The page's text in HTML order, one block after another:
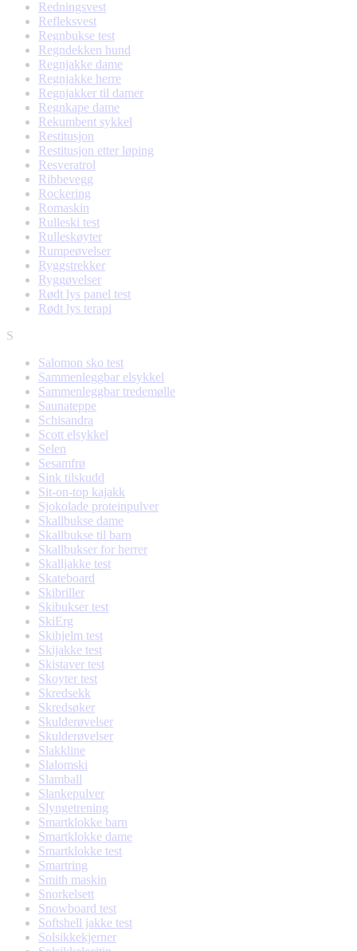
Redningsvest
Refleksvest
Regnbukse test
Regndekken hund
Regnjakke dame
Regnjakke herre
Regnjakker til damer
Regnkape dame
Rekumbent sykkel
Restitusjon
Restitusjon etter løping
Resveratrol
Ribbevegg
Rockering
Romaskin
Rulleski test
Rulleskøyter
Rumpeøvelser
Ryggstrekker
Ryggøvelser
Rødt lys panel test
Rødt lys terapi
S
Salomon sko test
Sammenleggbar elsykkel
Sammenleggbar tredemølle
Saunateppe
Schisandra
Scott elsykkel
Selen
Sesamfrø
Sink tilskudd
Sit-on-top kajakk
Sjokolade proteinpulver
Skallbukse dame
Skallbukse til barn
Skallbukser for herrer
Skalljakke test
Skateboard
Skibriller
Skibukser test
SkiErg
Skihjelm test
Skijakke test
Skistaver test
Skoyter test
Skredsekk
Skredsøker
Skulderøvelser
Skulderøvelser
Slakkline
Slalomski
Slamball
Slankepulver
Slyngetrening
Smartklokke barn
Smartklokke dame
Smartklokke test
Smartring
Smith maskin
Snorkelsett
Snowboard test
Softshell jakke test
Solsikkekjerner